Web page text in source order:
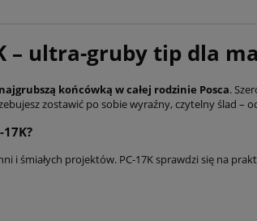
– ultra-gruby tip dla
najgrubszą końcówką w całej rodzinie Posca.
zostawić po sobie wyraźny, czytelny ślad –
i śmiałych projektów. PC-17K sprawdzi się na